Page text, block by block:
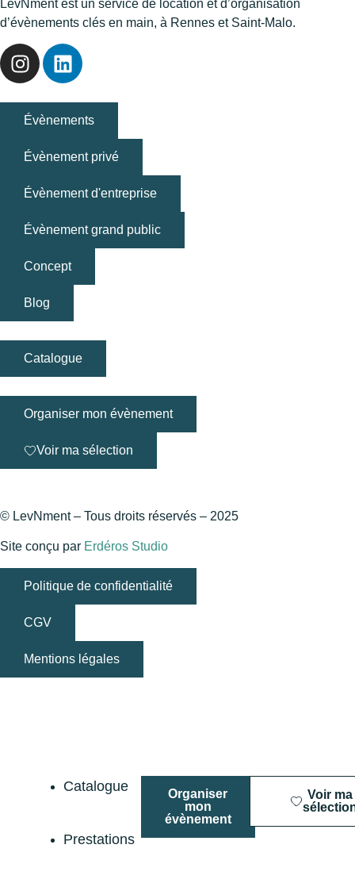
LevNment est un service de location et d’organisation
d’évènements clés en main, à Rennes et Saint-Malo.
Évènements
Évènement privé
Évènement d'entreprise
Évènement grand public
Concept
Blog
Catalogue
Organiser mon évènement
Voir ma sélection
© LevNment – Tous droits réservés – 2025
Site conçu par Erdéros Studio
Politique de confidentialité
CGV
Mentions légales
Catalogue
Prestations
Organiser
mon
évènement
Voir ma